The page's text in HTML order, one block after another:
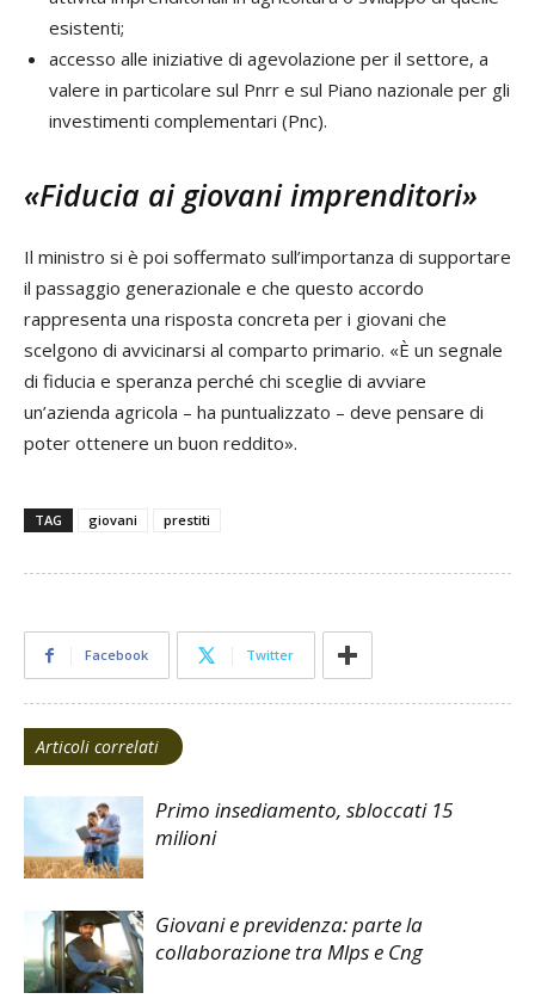
esistenti;
accesso alle iniziative di agevolazione per il settore, a
valere in particolare sul Pnrr e sul Piano nazionale per gli
investimenti complementari (Pnc).
«Fiducia ai giovani imprenditori»
Il ministro si è poi soffermato sull’importanza di supportare
il passaggio generazionale e che questo accordo
rappresenta una risposta concreta per i giovani che
scelgono di avvicinarsi al comparto primario. «È un segnale
di fiducia e speranza perché chi sceglie di avviare
un’azienda agricola – ha puntualizzato – deve pensare di
poter ottenere un buon reddito».
TAG giovani prestiti
Facebook Twitter
Articoli correlati
Primo insediamento, sbloccati 15
milioni
Giovani e previdenza: parte la
collaborazione tra Mlps e Cng